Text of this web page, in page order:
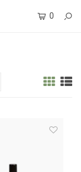
0